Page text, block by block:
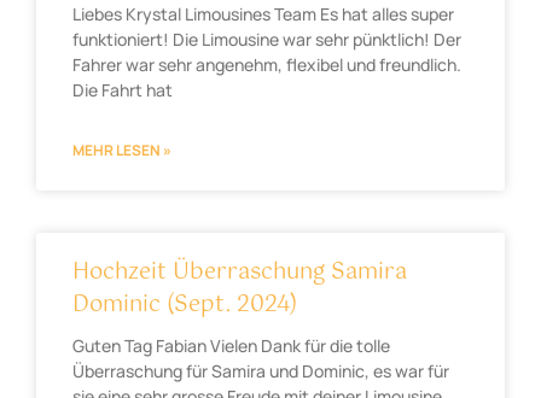
Liebes Krystal Limousines Team Es hat alles super
funktioniert! Die Limousine war sehr pünktlich! Der
Fahrer war sehr angenehm, flexibel und freundlich.
Die Fahrt hat
MEHR LESEN »
Hochzeit Überraschung Samira
Dominic (Sept. 2024)
Guten Tag Fabian Vielen Dank für die tolle
Überraschung für Samira und Dominic, es war für